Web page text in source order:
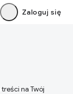
Zaloguj się
na Twój